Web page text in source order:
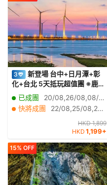
新登場 台中+日月潭+彰
化+台北 5天抵玩超值團 ※鹿港
老街、桂花巷藝術村、半邊
井、天后宮、「台灣十大風景
區之一」日月潭國家風景區
已成團
20/08,26/08,08/09,10/09
快將成團
22/08,25/08,27/08,29/08,01/09,02/09,03/09,05/09,09/09,12/09,15/09,16/09,17/09,19/09,22/09,23/09,24/09,26/09,28/09,29/09
HKD 1,899
HKD 1,199+
15% OFF